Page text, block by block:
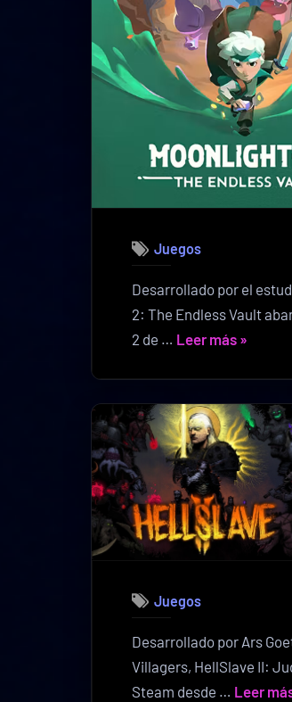
Juegos
Desarrollado por el
2: The Endless Vault
2 de … Leer más
lanzará
el
2
de
en
»
Juegos
Desarrollado por Ars
Villagers, HellSlave II:
Steam desde … Leer